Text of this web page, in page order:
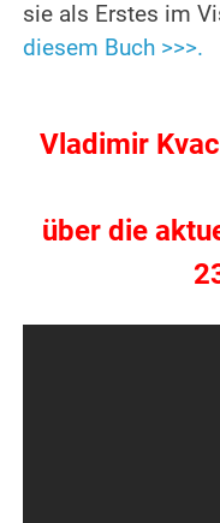
sie als Erstes im
diesem Buch >>>.
Vladimir
über die